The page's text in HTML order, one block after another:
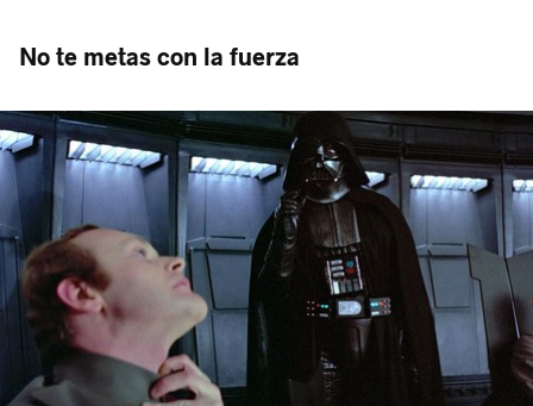
No te metas con la fuerza